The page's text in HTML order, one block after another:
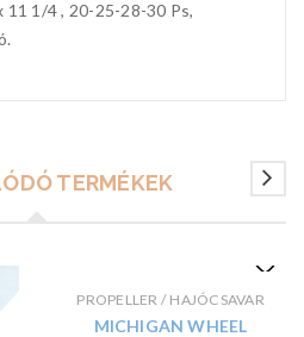
11 1/4 , 20-25-28-30 Ps,
TERMÉKEK
PROPELLER / HAJÓCSAVAR
MICHIGAN WHEEL